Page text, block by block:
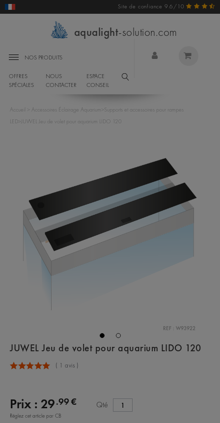
Site de confiance 9.6/10
aqualight-solution.com
NOS PRODUITS
OFFRES
SPÉCIALES
NOUS
CONTACTER
ESPACE
CONSEIL
Accueil Accessoires Éclairage Aquarium
Supports et accessoires pour rampes
LED
JUWEL Jeu de volet pour aquarium LIDO 120
REF : W93922
JUWEL Jeu de volet pour aquarium LIDO 120
( 1 avis )
Prix : 29 .99 € Qté
Réglez cet article par CB